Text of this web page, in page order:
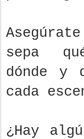
sepa
dónde y